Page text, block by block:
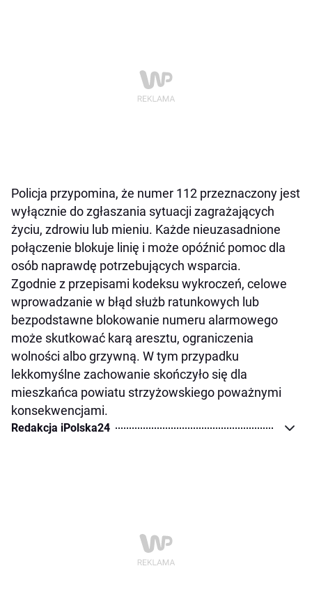
Policja przypomina, że numer 112 przeznaczony jest
wyłącznie do zgłaszania sytuacji zagrażających
życiu, zdrowiu lub mieniu. Każde nieuzasadnione
połączenie blokuje linię i może opóźnić pomoc dla
osób naprawdę potrzebujących wsparcia.
Zgodnie z przepisami kodeksu wykroczeń, celowe
wprowadzanie w błąd służb ratunkowych lub
bezpodstawne blokowanie numeru alarmowego
może skutkować karą aresztu, ograniczenia
wolności albo grzywną. W tym przypadku
lekkomyślne zachowanie skończyło się dla
mieszkańca powiatu strzyżowskiego poważnymi
konsekwencjami.
Redakcja iPolska24